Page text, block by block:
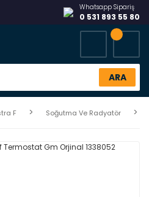
Whatsapp Sipariş
0 531 893 55 80
ARA
F Soğutma Ve Radyatör